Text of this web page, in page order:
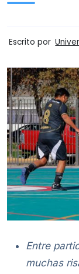
Escrito por
Entre
muchas